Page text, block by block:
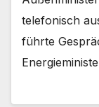
telefonisch
führte